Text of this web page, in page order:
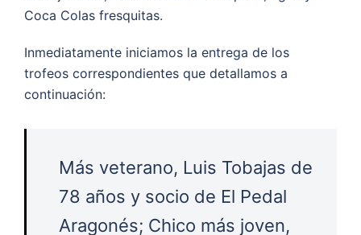
Coca Colas fresquitas.
Inmediatamente iniciamos la entrega de los
trofeos correspondientes que detallamos a
continuación:
Más veterano, Luis Tobajas de
78 años y socio de El Pedal
Aragonés; Chico más joven,